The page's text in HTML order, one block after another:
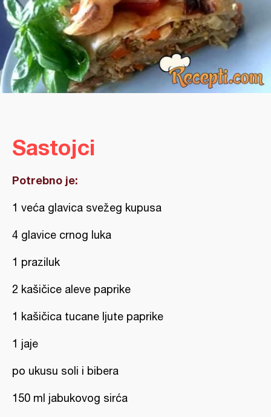
Sastojci
Potrebno je:
1 veća glavica svežeg kupusa
4 glavice crnog luka
1 praziluk
2 kašičice aleve paprike
1 kašičica tucane ljute paprike
1 jaje
po ukusu soli i bibera
150 ml jabukovog sirća